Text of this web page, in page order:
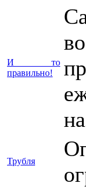
И то
правильно!
Трубля